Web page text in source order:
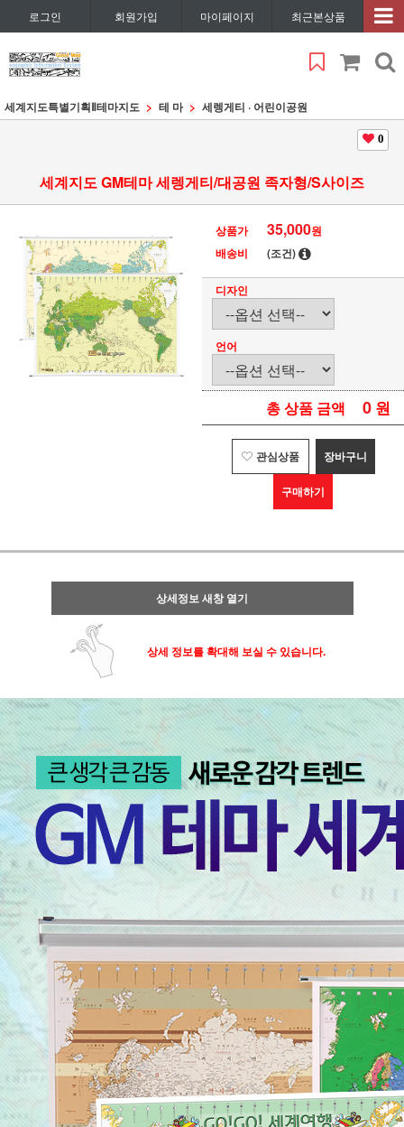
로그인 회원가입 마이페이지 최근본상품
세계지도특별기획Ⅱ테마지도 테 마 세렝게티 · 어린이공원
0
세계지도 GM테마 세렝게티/대공원 족자형/S사이즈
상품가 35,000원
배송비
(조건)
디자인
언어
총 상품 금액 0 원
관심상품 장바구니
구매하기
상세정보 새창 열기
상세 정보를 확대해 보실 수 있습니다.